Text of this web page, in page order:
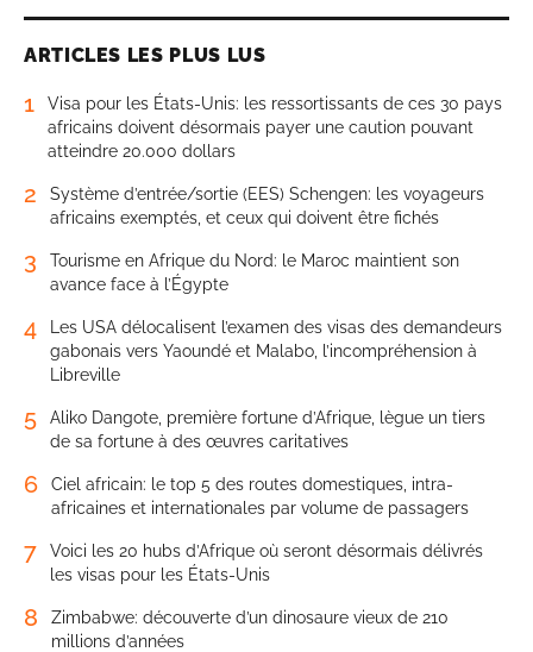
ARTICLES LES PLUS LUS
1
Visa pour les États-Unis: les ressortissants de ces 30 pays
africains doivent désormais payer une caution pouvant
atteindre 20.000 dollars
2
Système d’entrée/sortie (EES) Schengen: les voyageurs
africains exemptés, et ceux qui doivent être fichés
3
Tourisme en Afrique du Nord: le Maroc maintient son
avance face à l’Égypte
4
Les USA délocalisent l’examen des visas des demandeurs
gabonais vers Yaoundé et Malabo, l’incompréhension à
Libreville
5
Aliko Dangote, première fortune d’Afrique, lègue un tiers
de sa fortune à des œuvres caritatives
6
Ciel africain: le top 5 des routes domestiques, intra-
africaines et internationales par volume de passagers
7
Voici les 20 hubs d’Afrique où seront désormais délivrés
les visas pour les États-Unis
8
Zimbabwe: découverte d’un dinosaure vieux de 210
millions d’années